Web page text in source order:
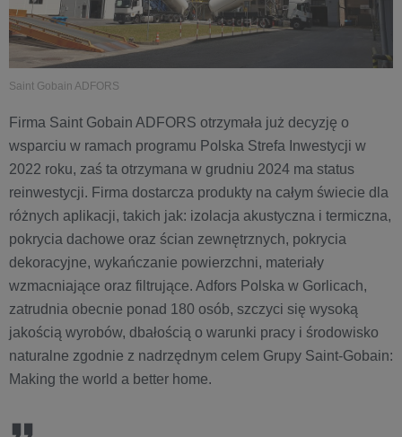
Saint Gobain ADFORS
Firma Saint Gobain ADFORS otrzymała już decyzję o
wsparciu w ramach programu Polska Strefa Inwestycji w
2022 roku, zaś ta otrzymana w grudniu 2024 ma status
reinwestycji. Firma dostarcza produkty na całym świecie dla
różnych aplikacji, takich jak: izolacja akustyczna i termiczna,
pokrycia dachowe oraz ścian zewnętrznych, pokrycia
dekoracyjne, wykańczanie powierzchni, materiały
wzmacniające oraz filtrujące. Adfors Polska w Gorlicach,
zatrudnia obecnie ponad 180 osób, szczyci się wysoką
jakością wyrobów, dbałością o warunki pracy i środowisko
naturalne zgodnie z nadrzędnym celem Grupy Saint-Gobain:
Making the world a better home.